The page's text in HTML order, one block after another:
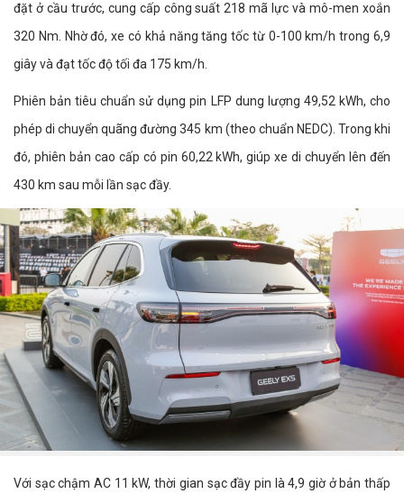
đặt ở cầu trước, cung cấp công suất 218 mã lực và mô-men xoắn
320 Nm. Nhờ đó, xe có khả năng tăng tốc từ 0-100 km/h trong 6,9
giây và đạt tốc độ tối đa 175 km/h.
Phiên bản tiêu chuẩn sử dụng pin LFP dung lượng 49,52 kWh, cho
phép di chuyển quãng đường 345 km (theo chuẩn NEDC). Trong khi
đó, phiên bản cao cấp có pin 60,22 kWh, giúp xe di chuyển lên đến
430 km sau mỗi lần sạc đầy.
Với sạc chậm AC 11 kW, thời gian sạc đầy pin là 4,9 giờ ở bản thấp